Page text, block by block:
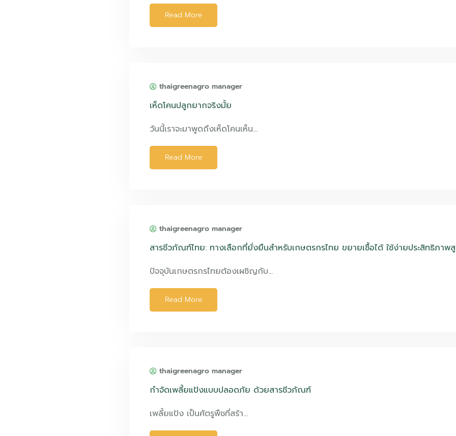
Read More
thaigreenagro manager
เห็ดโคนปลูกยากจริงมั้ย
วันนี้เราจะมาพูดถึงเห็ดโคนเห็น…
Read More
thaigreenagro manager
สารชีวภัณฑ์ไทย: ทางเลือกที่ยั่งยืนสำหรับเกษตรกรไทย ขยายเชื้อได้ ใช้ง่ายประสิทธิภาพ
ปัจจุบันเกษตรกรไทยต้องเผชิญกับ…
Read More
thaigreenagro manager
กำจัดเพลี้ยแป้งแบบปลอดภัย ด้วยสารชีวภัณฑ์
เพลี้ยแป้ง เป็นศัตรูพืชที่สร้า…